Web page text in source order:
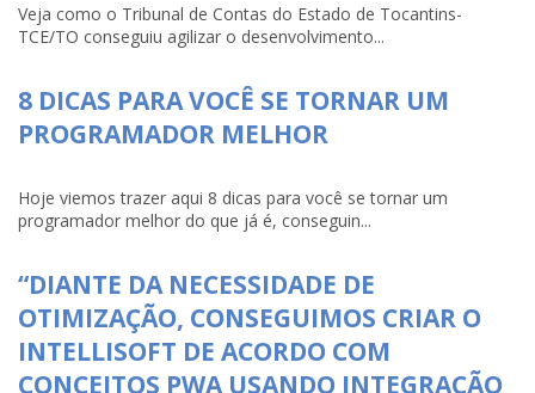
Veja como o Tribunal de Contas do Estado de Tocantins-
TCE/TO conseguiu agilizar o desenvolvimento...
8 DICAS PARA VOCÊ SE TORNAR UM
PROGRAMADOR MELHOR
Hoje viemos trazer aqui 8 dicas para você se tornar um
programador melhor do que já é, conseguin...
“DIANTE DA NECESSIDADE DE
OTIMIZAÇÃO, CONSEGUIMOS CRIAR O
INTELLISOFT DE ACORDO COM
CONCEITOS PWA USANDO INTEGRAÇÃO